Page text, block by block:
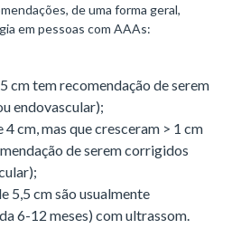
de uma forma geral,
em pessoas com AAAs:
cm tem recomendação de serem
endovascular);
cm, mas que cresceram > 1 cm
de serem corrigidos
5,5 cm são usualmente
6-12 meses) com ultrassom.